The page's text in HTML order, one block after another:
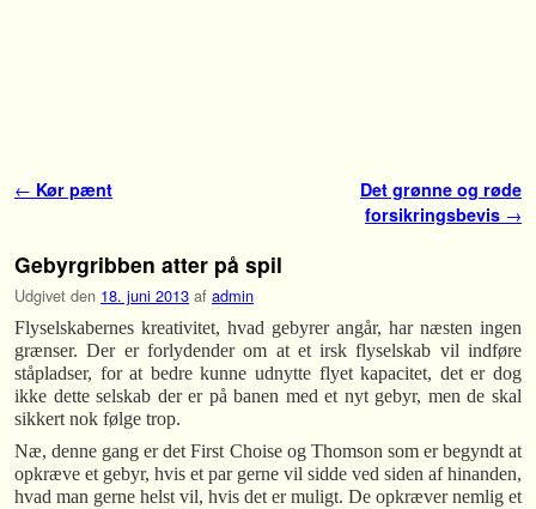
Indlæg navigation
← Kør pænt
Det grønne og røde
forsikringsbevis →
Gebyrgribben atter på spil
Udgivet den 18. juni 2013 af admin
Flyselskabernes kreativitet, hvad gebyrer angår, har næsten ingen
grænser. Der er forlydender om at et irsk flyselskab vil indføre
ståpladser, for at bedre kunne udnytte flyet kapacitet, det er dog
ikke dette selskab der er på banen med et nyt gebyr, men de skal
sikkert nok følge trop.
Næ, denne gang er det First Choise og Thomson som er begyndt at
opkræve et gebyr, hvis et par gerne vil sidde ved siden af hinanden,
hvad man gerne helst vil, hvis det er muligt. De opkræver nemlig et